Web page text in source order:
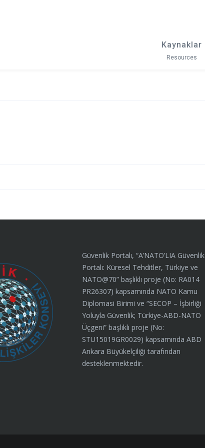
Kaynaklar
Resources
Güvenlik Portalı, “A’NATO’LIA Güvenlik
Portalı: Küresel Tehditler, Türkiye ve
NATO@70” başlıklı proje (No: RA014
PR26307) kapsamında NATO Kamu
Diplomasi Birimi ve “SECOP – İşbirliği
Yoluyla Güvenlik; Türkiye-ABD-NATO
Üçgeni” başlıklı proje (No:
STU15019GR0029) kapsamında ABD
Ankara Büyükelçiliği tarafından
desteklenmektedir.